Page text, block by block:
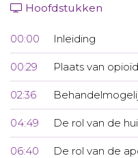
Hoofdstukken
00:00 Inleiding
00:29 Plaats van
02:36
04:49 De rol van de
06:40 De rol van de